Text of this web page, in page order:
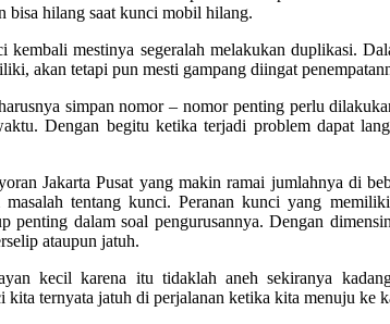
bisa hilang saat kunci mobil hilang.
kembali mestinya segeralah melakukan duplikasi.
akan tetapi pun mesti gampang diingat
simpan nomor – nomor penting perlu
Dengan begitu ketika terjadi problem dapat
Jakarta Pusat yang makin ramai jumlahnya di
tentang kunci. Peranan kunci yang
penting dalam soal pengurusannya. Dengan
ataupun jatuh.
kecil karena itu tidaklah aneh sekiranya
kita ternyata jatuh di perjalanan ketika kita menuju ke